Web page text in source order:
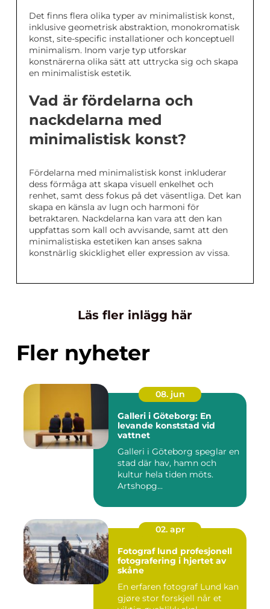
Det finns flera olika typer av minimalistisk konst,
inklusive geometrisk abstraktion, monokromatisk
konst, site-specific installationer och konceptuell
minimalism. Inom varje typ utforskar
konstnärerna olika sätt att uttrycka sig och skapa
en minimalistisk estetik.
Vad är fördelarna och
nackdelarna med
minimalistisk konst?
Fördelarna med minimalistisk konst inkluderar
dess förmåga att skapa visuell enkelhet och
renhet, samt dess fokus på det väsentliga. Det kan
skapa en känsla av lugn och harmoni för
betraktaren. Nackdelarna kan vara att den kan
uppfattas som kall och avvisande, samt att den
minimalistiska estetiken kan anses sakna
konstnärlig skicklighet eller expression av vissa.
Läs fler inlägg här
Fler nyheter
08. jun
Galleri i Göteborg: En
levande konststad vid
vattnet
Galleri i Göteborg speglar en
stad där hav, hamn och
kultur hela tiden möts.
Artshopg...
02. apr
Fotograf lund profesjonell
fotografering i hjertet av
skåne
En erfaren fotograf Lund kan
gjøre stor forskjell når et